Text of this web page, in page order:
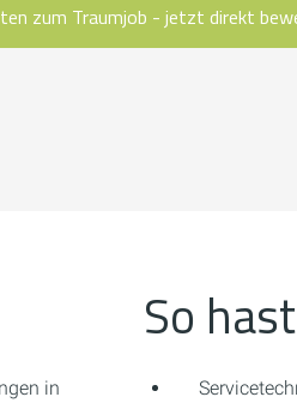
zum Traumjob - jetzt direkt
in
So